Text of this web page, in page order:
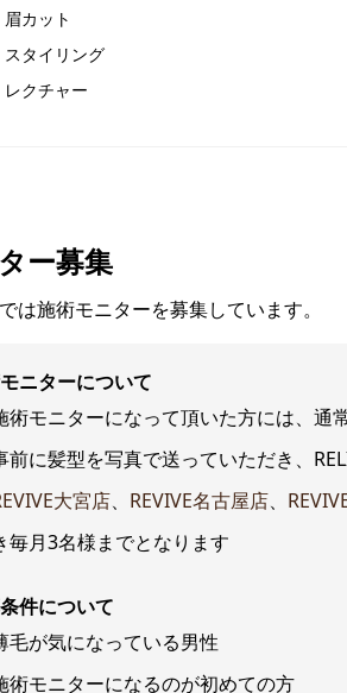
眉カット
スタイリング
レクチャー
ー募集
は施術モニターを募集しています。
ニターについて
術モニターになって頂いた方には、通
前に髪型を写真で送っていただき、
大宮店、 REVIVE名古屋店、
毎月3名様までとなります
件について
毛が気になっている男性
術モニターになるのが初めての方